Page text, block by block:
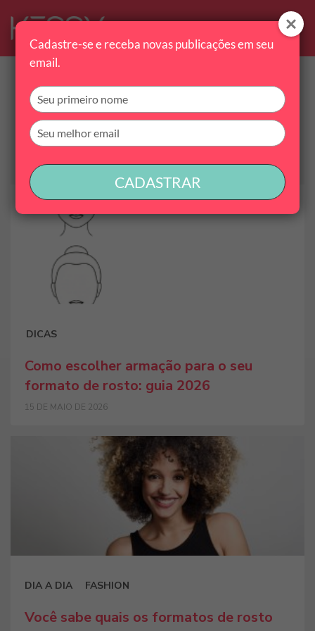
Tag:formato de rosto
Encontramos 2 conteúdos
DICAS
Como escolher armação para o seu
formato de rosto: guia 2026
15 DE MAIO DE 2026
DIA A DIA FASHION
Você sabe quais os formatos de rosto
Cadastre-se e receba novas publicações em seu
email.
Digite
seu
nome
Digite
seu
CADASTRAR